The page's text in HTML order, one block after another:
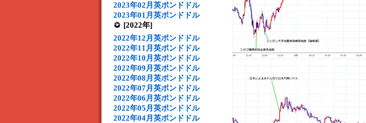
2023年02月英ポンドドル
2023年01月英ポンドドル
[2022年]
2022年12月英ポンドドル
2022年11月英ポンドドル
2022年10月英ポンドドル
2022年09月英ポンドドル
2022年08月英ポンドドル
2022年07月英ポンドドル
2022年06月英ポンドドル
2022年05月英ポンドドル
2022年04月英ポンドドル